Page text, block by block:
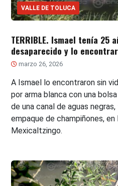
VALLE DE TOLUCA
TERRIBLE. Ismael tenía 25
desaparecido y lo
marzo 26, 2026
A Ismael lo encontraron sin
por arma blanca con una
de una canal de aguas
empaque de champiñones,
Mexicaltzingo.